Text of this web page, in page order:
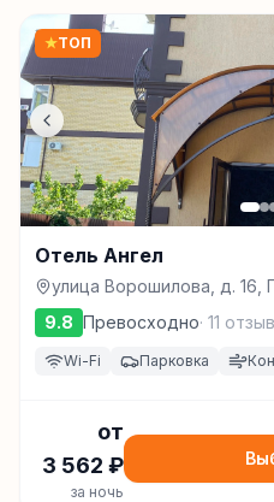
★ТОП
Отель Ангел
улица Ворошилова, д. 16,
9.8 Превосходно· 11
Wi-Fi Парковка
от
3 562 ₽
за ночь